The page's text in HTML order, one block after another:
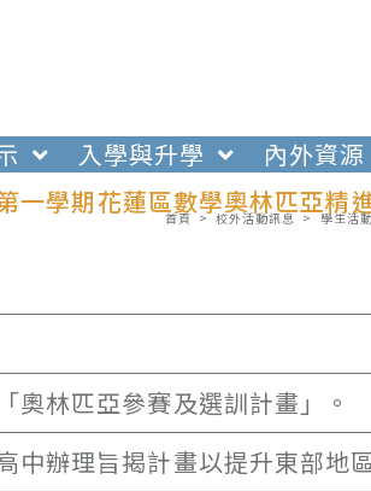
入學與升學
內外資源
一學期花蓮區數學奧林匹亞精
首頁 > 校外活動訊息 > 學生活
奧林匹亞參賽及選訓計畫」。
中辦理旨揭計畫以提升東部地